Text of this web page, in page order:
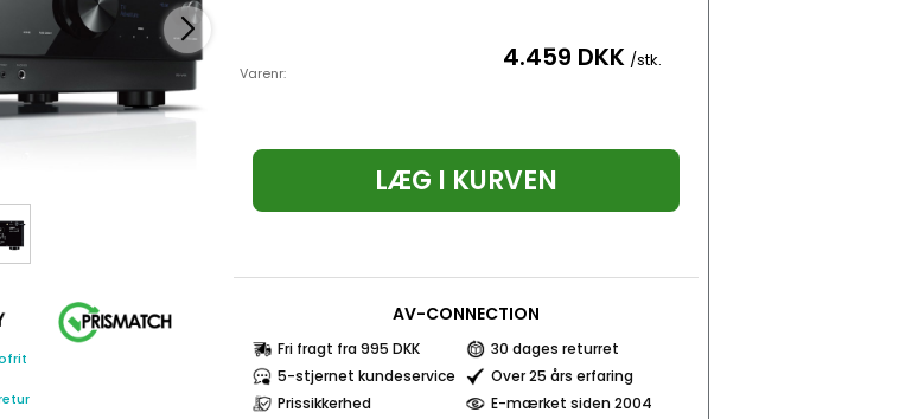
Varenr: 4.459 DKK /stk.
LÆG I KURVEN
AV-CONNECTION
Fri fragt fra 995 DKK
30 dages returret
5-stjernet kundeservice
Over 25 års erfaring
Prissikkerhed
E-mærket siden 2004